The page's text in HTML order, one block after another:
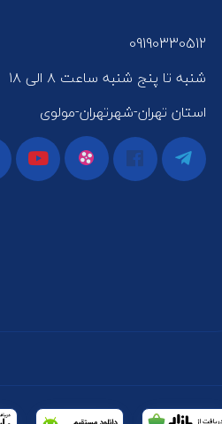
09190330512
شنبه تا پنج شنبه ساعت ۸ الی ۱۸
استان تهران-شهرتهران-مولوی